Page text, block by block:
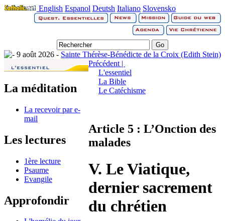
English Espanol Deutsh Italiano Slovensko
9 août 2026 - Sainte Thérèse-Bénédicte de la Croix (Edith Stein)
La méditation
La recevoir par e-
mail
Les lectures
1ère lecture
Psaume
Evangile
Approfondir
Précédent |
L'essentiel
La Bible
Le Catéchisme
Article 5 : L’Onction des
malades
V. Le Viatique,
dernier sacrement
du chrétien